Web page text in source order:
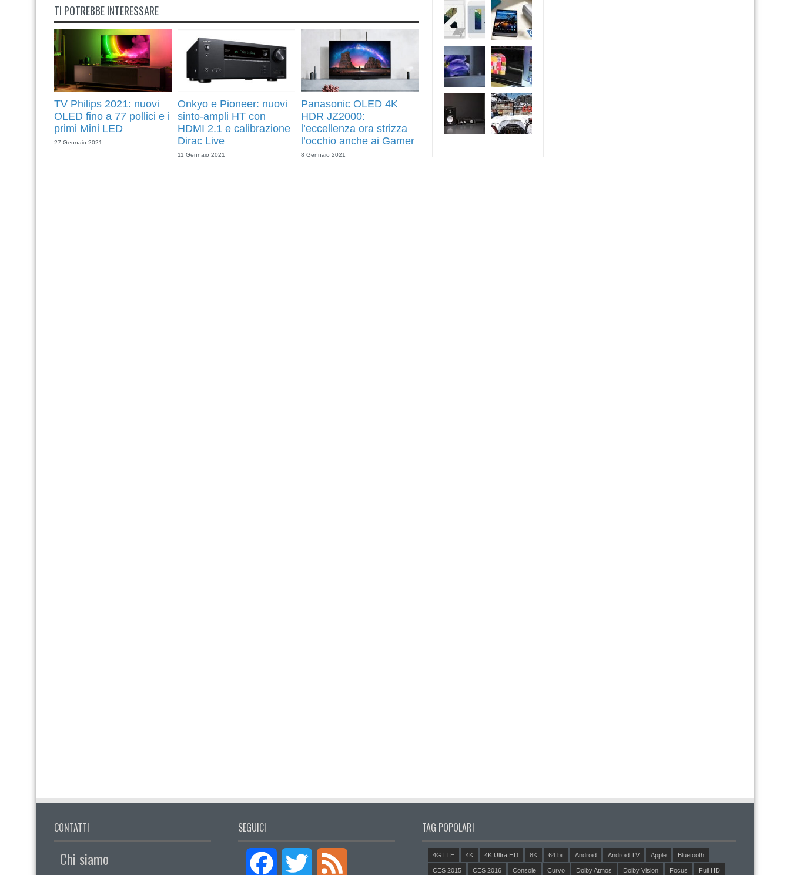
TI POTREBBE INTERESSARE
TV Philips 2021: nuovi
OLED fino a 77 pollici e i
primi Mini LED
27 Gennaio 2021
Onkyo e Pioneer: nuovi
sinto-ampli HT con
HDMI 2.1 e calibrazione
Dirac Live
11 Gennaio 2021
Panasonic OLED 4K
HDR JZ2000:
l’eccellenza ora strizza
l’occhio anche ai Gamer
8 Gennaio 2021
CONTATTI
Chi siamo
SEGUICI
Facebook Twitter
TAG POPOLARI
4G LTE 4K 4K Ultra HD 8K 64 bit Android Android TV Apple Bluetooth
CES 2015 CES 2016 Console Curvo Dolby Atmos Dolby Vision Focus Full HD